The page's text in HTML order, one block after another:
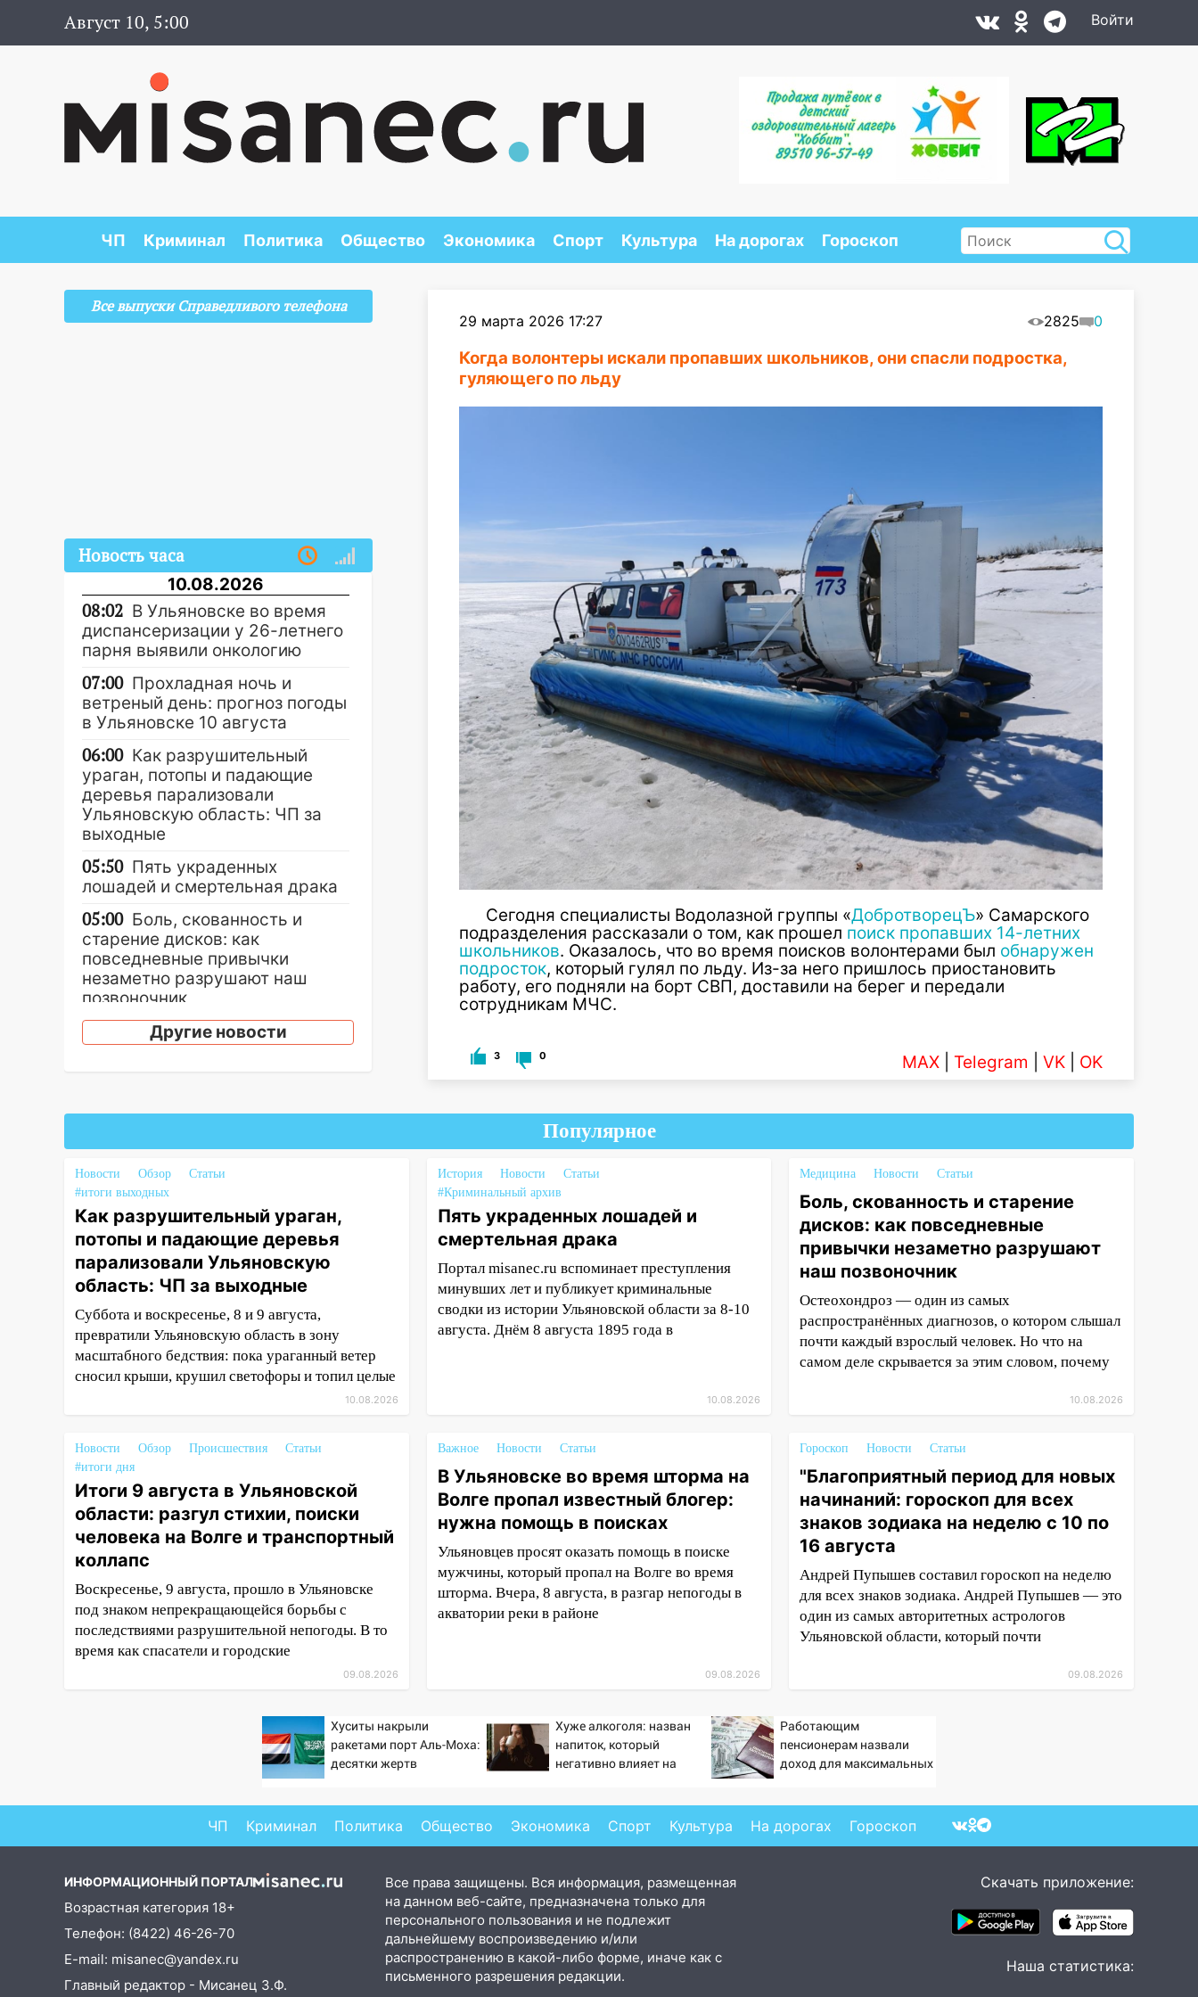
Август 10, 5:00 Войти
ЧП Криминал Политика Общество Экономика Спорт Культура На дорогах Гороскоп
29 марта 2026 17:27 2825 0
Когда волонтеры искали пропавших школьников, они спасли подростка,
гуляющего по льду
Сегодня специалисты Водолазной группы «ДобротворецЪ» Самарского
подразделения рассказали о том, как прошел поиск пропавших 14-летних
школьников. Оказалось, что во время поисков волонтерами был обнаружен
подросток, который гулял по льду. Из-за него пришлось приостановить
работу, его подняли на борт СВП, доставили на берег и передали
сотрудникам МЧС.
3 0 MAX Telegram VK OK
Все выпуски Справедливого телефона
Новость часа
10.08.2026
08:02 В Ульяновске во время
диспансеризации у 26-летнего
парня выявили онкологию
07:00 Прохладная ночь и
ветреный день: прогноз погоды
в Ульяновске 10 августа
06:00 Как разрушительный
ураган, потопы и падающие
деревья парализовали
Ульяновскую область: ЧП за
выходные
05:50 Пять украденных
лошадей и смертельная драка
05:00 Боль, скованность и
старение дисков: как
повседневные привычки
незаметно разрушают наш
позвоночник
03:00
День скрытых ловушек и
внезапных подарков судьбы:
«нового» моста утопили
автомобиль «Вольво»
20:20 Итоги 9 августа в
Ульяновской области: разгул
стихии, поиски человека на
Волге и транспортный коллапс
19:43 Из-за ураганного ветра
упали деревья в парке
«Победы»
18:00 Пепелище на Балтийской:
в Заволжье ульяновские
17:15
Прогноз погоды на 10
августа в Ульяновской области
16:00 В Ульяновске во время
шторма на Волге пропал
известный блогер: нужна
помощь в поисках
15:28 Соцсети: на «Ауди» упало
дерево в Новом городе
15:12 В Ульяновске выгорела
том, с какими сложностями
сталкиваются молодые мамы
Соцсети: на улице Розы
13:00 «Благоприятный период
для всех знаков зодиака на
неделю с 10 по 16 августа
13:00 На проспекте Тюленева в
Ульяновске образовалось
«море»
Другие новости
Популярное
Новости Обзор
Статьи
#итоги выходных
Как разрушительный ураган,
потопы и падающие деревья
парализовали Ульяновскую
область: ЧП за выходные
Суббота и воскресенье, 8 и 9 августа,
превратили Ульяновскую область в зону
масштабного бедствия: пока ураганный ветер
сносил крыши, крушил светофоры и топил целые
10.08.2026
История Новости
Статьи
#Криминальный архив
Пять украденных лошадей и
смертельная драка
Портал misanec.ru вспоминает преступления
минувших лет и публикует криминальные
сводки из истории Ульяновской области за 8-10
августа. Днём 8 августа 1895 года в
10.08.2026
Медицина Новости Статьи
Боль, скованность и старение
дисков: как повседневные
привычки незаметно разрушают
наш позвоночник
Остеохондроз — один из самых
распространённых диагнозов, о котором слышал
почти каждый взрослый человек. Но что на
самом деле скрывается за этим словом, почему
10.08.2026
Новости Обзор Происшествия
Статьи
#итоги дня
Итоги 9 августа в Ульяновской
области: разгул стихии, поиски
человека на Волге и транспортный
коллапс
Воскресенье, 9 августа, прошло в Ульяновске
под знаком непрекращающейся борьбы с
последствиями разрушительной непогоды. В то
время как спасатели и городские
09.08.2026
Важное Новости Статьи
В Ульяновске во время шторма на
Волге пропал известный блогер:
нужна помощь в поисках
Ульяновцев просят оказать помощь в поиске
мужчины, который пропал на Волге во время
шторма. Вчера, 8 августа, в разгар непогоды в
акватории реки в районе
09.08.2026
Гороскоп Новости Статьи
"Благоприятный период для новых
начинаний: гороскоп для всех
знаков зодиака на неделю с 10 по
16 августа
Андрей Пупышев составил гороскоп на неделю
для всех знаков зодиака. Андрей Пупышев — это
один из самых авторитетных астрологов
Ульяновской области, который почти
09.08.2026
Хуситы накрыли
ракетами порт Аль-Моха:
десятки жертв
Хуже алкоголя: назван
напиток, который
негативно влияет на
Работающим
пенсионерам назвали
доход для максимальных
ЧП Криминал Политика Общество Экономика Спорт Культура На дорогах Гороскоп
ИНФОРМАЦИОННЫЙ ПОРТАЛ
Возрастная категория 18+
Телефон: (8422) 46-26-70
E-mail: misanec@yandex.ru
Главный редактор - Мисанец З.Ф.
Все права защищены. Вся информация, размещенная
на данном веб-сайте, предназначена только для
персонального пользования и не подлежит
дальнейшему воспроизведению и/или
распространению в какой-либо форме, иначе как с
письменного разрешения редакции.
Скачать приложение:
Наша статистика: